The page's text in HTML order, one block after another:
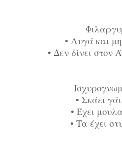
• Αυγά και
• Δεν δίνει στον
• Σκάει
• Έχει
• Τα έχει